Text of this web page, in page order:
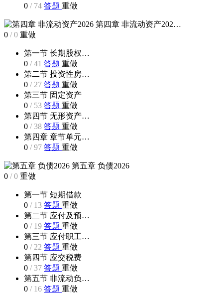
0 / 74 答题 重做
第四章 非流动资产202…
0 /0 重做
第一节 长期股权…
0 /41 答题 重做
第二节 投资性房…
0 / 27 答题 重做
第三节 固定资产
0 / 53 答题 重做
第四节 无形资产…
0 / 38 答题 重做
第四章 章节单元…
0 /97 答题 重做
第五章 负债2026
0 /0 重做
第一节 短期借款
0 / 13 答题 重做
第二节 应付及预…
0 / 19 答题 重做
第三节 应付职工…
0 / 22 答题 重做
第四节 应交税费
0 / 37 答题 重做
第五节 非流动负…
0 / 16 答题 重做